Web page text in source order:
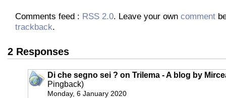
Comments feed : RSS 2.0. Leave your own comment
trackback.
2 Responses
Di che segno sei ? on Trilema - A blog by
Pingback)
Monday, 6 January 2020